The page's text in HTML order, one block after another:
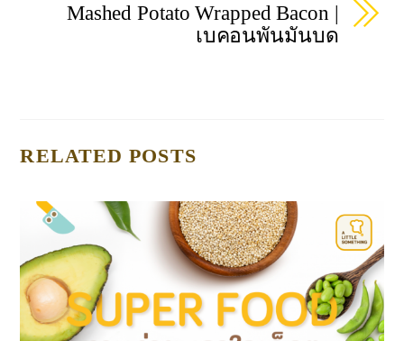
Mashed Potato Wrapped Bacon |
เบคอนพันมันบด
RELATED POSTS